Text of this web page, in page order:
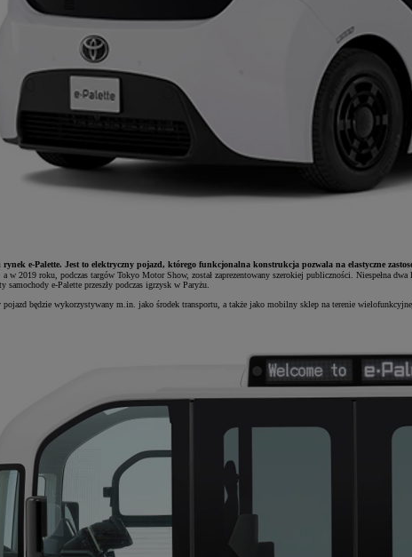
e-Palette. Jest to elektryczny pojazd, którego funkcjonalna konstrukcja pozwala na elastyczne
w 2019 roku, podczas targów Tokyo Motor Show, został zaprezentowany szerokiej publiczności. Niespełna
e-Palette przeszły podczas igrzysk w Paryżu.
pojazd będzie wykorzystywany m.in. jako środek transportu, a także jako mobilny sklep na terenie